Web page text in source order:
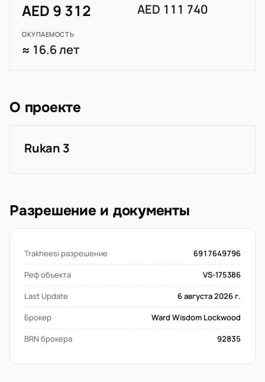
AED 9 312 AED 111 740
ОКУПАЕМОСТЬ
≈ 16.6 лет
О проекте
Rukan 3
Разрешение и документы
Trakheesi разрешение
6917649796
Реф объекта
VS-175386
Last Update
6 августа 2026 г.
Брокер
Ward Wisdom Lockwood
BRN брокера
92835